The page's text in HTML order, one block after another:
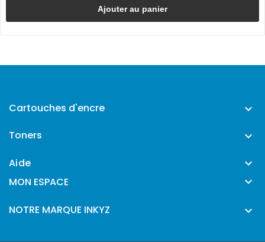
Ajouter au panier
Cartouches d'encre 
Toners 
Aide 
MON ESPACE 
NOTRE MARQUE INKYZ 